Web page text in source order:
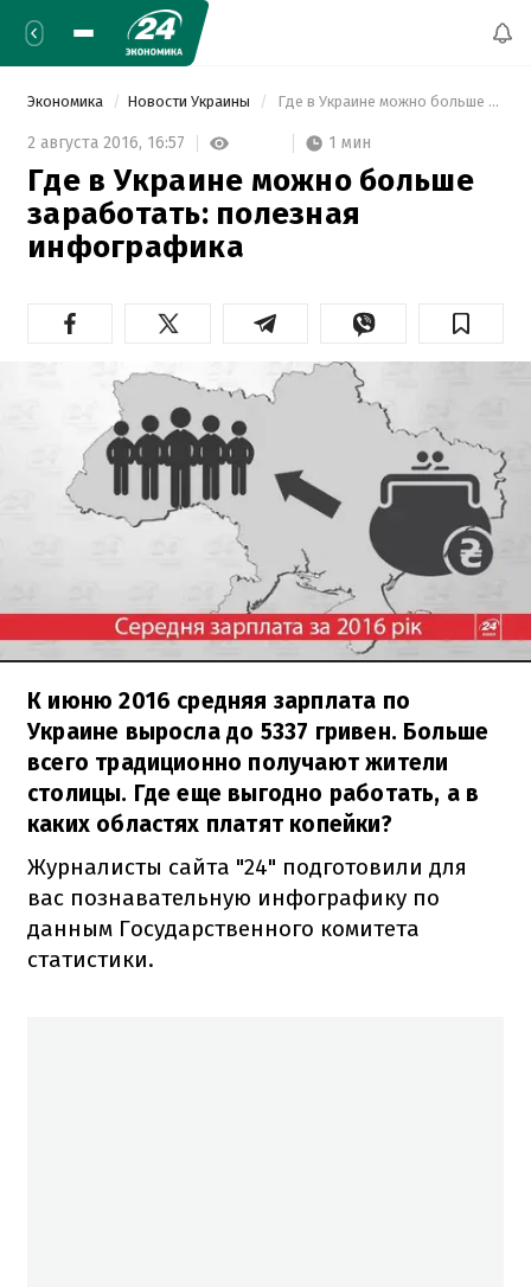
Экономика Новости Украины Где в Украине можно больше заработать: полезная инфографика
2 августа 2016, 16:57 1 мин
Где в Украине можно больше
заработать: полезная
инфографика
К июню 2016 средняя зарплата по
Украине выросла до 5337 гривен. Больше
всего традиционно получают жители
столицы. Где еще выгодно работать, а в
каких областях платят копейки?
Журналисты сайта "24" подготовили для
вас познавательную инфографику по
данным Государственного комитета
статистики.